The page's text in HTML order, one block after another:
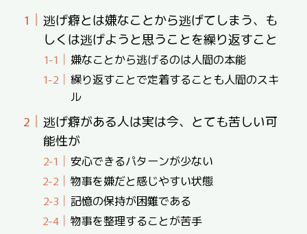
逃げ癖とは嫌なことから逃げてしまう、も
しくは逃げようと思うことを繰り返すこと
嫌なことから逃げるのは人間の本能
繰り返すことで定着することも人間のスキ
ル
逃げ癖がある人は実は今、とても苦しい可
能性が
安心できるパターンが少ない
物事を嫌だと感じやすい状態
記憶の保持が困難である
物事を整理することが苦手